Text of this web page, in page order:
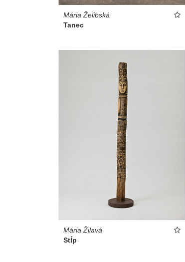
Mária Želibská
Tanec
Mária Žilavá
Stĺp